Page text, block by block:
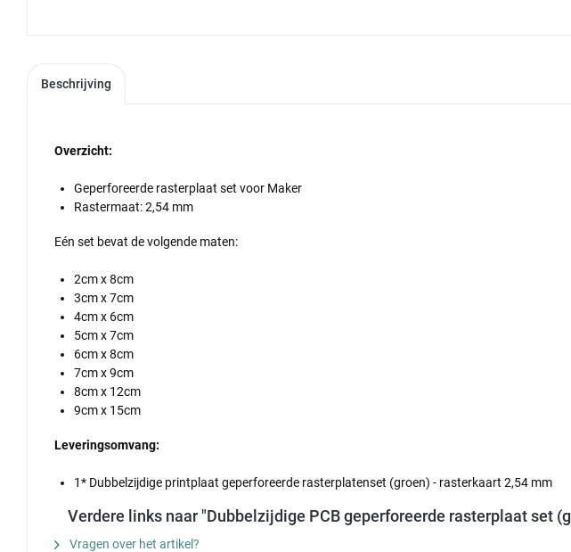
Beschrijving
Overzicht:
Geperforeerde rasterplaat set voor Maker
Rastermaat: 2,54 mm
Eén set bevat de volgende maten:
2cm x 8cm
3cm x 7cm
4cm x 6cm
5cm x 7cm
6cm x 8cm
7cm x 9cm
8cm x 12cm
9cm x 15cm
Leveringsomvang:
1* Dubbelzijdige printplaat geperforeerde rasterplatenset (groen) - rasterkaart 2,54 mm
Verdere links naar "Dubbelzijdige PCB geperforeerde rasterplaat set
Vragen over het artikel?